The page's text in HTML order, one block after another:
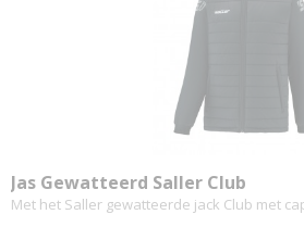
Jas Gewatteerd Saller Club
Met het Saller gewatteerde jack Club met